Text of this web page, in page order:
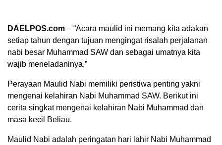
DAELPOS.com – “Acara maulid ini memang kita adakan
setiap tahun dengan tujuan mengingat risalah perjalanan
nabi besar Muhammad SAW dan sebagai umatnya kita
wajib meneladaninya,”
Perayaan Maulid Nabi memiliki peristiwa penting yakni
mengenai kelahiran Nabi Muhammad SAW. Berikut ini
cerita singkat mengenai kelahiran Nabi Muhammad dan
masa kecil Beliau.
Maulid Nabi adalah peringatan hari lahir Nabi Muhammad